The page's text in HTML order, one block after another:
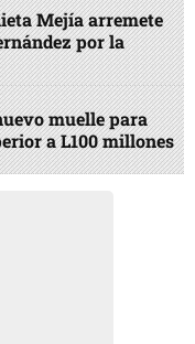
Mejía arremete
por la
muelle para
a L100 millones